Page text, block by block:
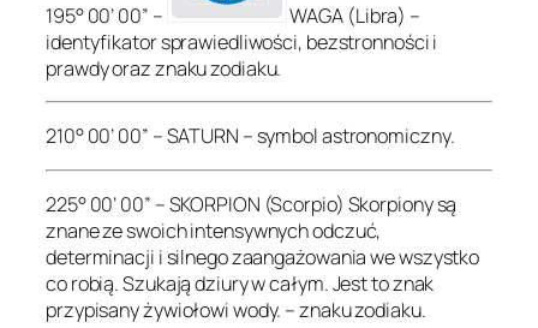
195° 00’ 00” –
WAGA (Libra) –
identyfikator sprawiedliwości, bezstronności i
prawdy oraz znaku zodiaku.
210° 00’ 00” – SATURN – symbol astronomiczny.
225° 00’ 00” – SKORPION (Scorpio) Skorpiony są
znane ze swoich intensywnych odczuć,
determinacji i silnego zaangażowania we wszystko
co robią. Szukają dziury w całym. Jest to znak
przypisany żywiołowi wody. – znaku zodiaku.